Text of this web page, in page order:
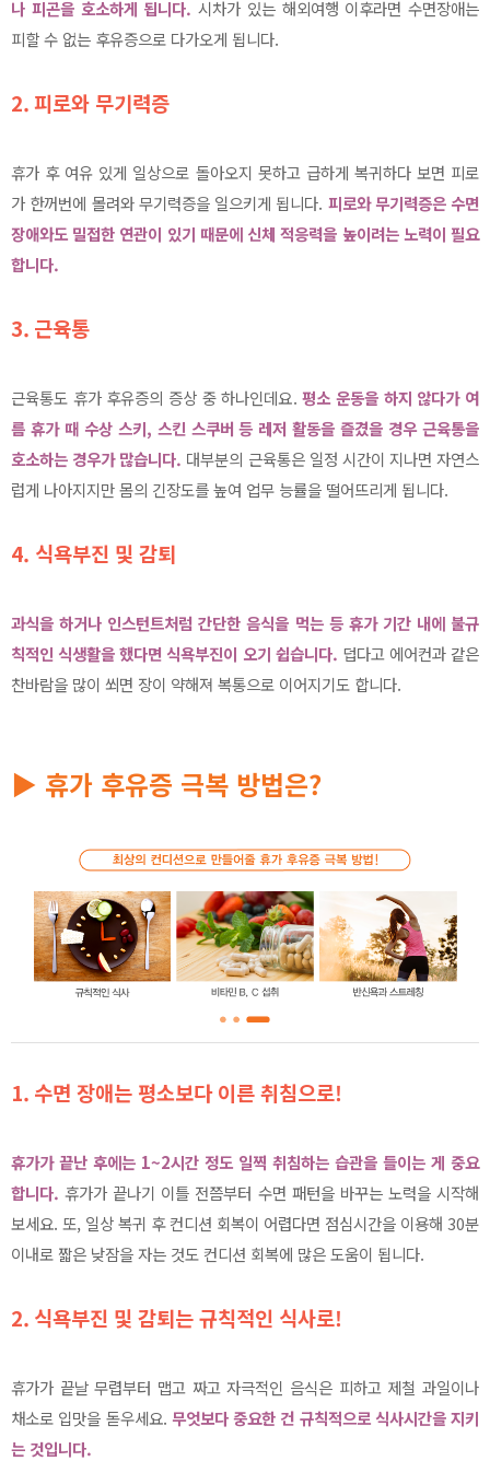
나 피곤을 호소하게 됩니다. 시차가 있는 해외여행 이후라면 수면장애는
피할 수 없는 후유증으로 다가오게 됩니다.
2.피로와 무기력증
휴가 후 여유 있게 일상으로 돌아오지 못하고 급하게 복귀하다 보면 피로
가 한꺼번에 몰려와 무기력증을 일으키게 됩니다. 피로와 무기력증은 수면
장애와도 밀접한 연관이 있기 때문에 신체 적응력을 높이려는 노력이 필요
합니다.
3. 근육통
근육통도 휴가 후유증의 증상 중 하나인데요.평소 운동을 하지 않다가 여
름 휴가 때 수상 스키, 스킨 스쿠버 등 레저 활동을 즐겼을 경우 근육통을
호소하는 경우가 많습니다. 대부분의 근육통은 일정 시간이 지나면 자연스
럽게 나아지지만 몸의 긴장도를 높여 업무 능률을 떨어뜨리게 됩니다.
4. 식욕부진 및 감퇴
과식을 하거나 인스턴트처럼 간단한 음식을 먹는 등 휴가 기간 내에 불규
칙적인 식생활을 했다면 식욕부진이 오기 쉽습니다. 덥다고 에어컨과 같은
찬바람을 많이 쐬면 장이 약해져 복통으로 이어지기도 합니다.
▶ 휴가 후유증 극복 방법은?
1. 수면 장애는 평소보다 이른 취침으로!
휴가가 끝난 후에는 1~2시간 정도 일찍 취침하는 습관을 들이는 게 중요
합니다. 휴가가 끝나기 이틀 전쯤부터 수면 패턴을 바꾸는 노력을 시작해
보세요. 또, 일상 복귀 후 컨디션 회복이 어렵다면 점심시간을 이용해 30분
이내로 짧은 낮잠을 자는 것도 컨디션 회복에 많은 도움이 됩니다.
2. 식욕부진 및 감퇴는 규칙적인 식사로!
휴가가 끝날 무렵부터 맵고 짜고 자극적인 음식은 피하고 제철 과일이나
채소로 입맛을 돋우세요. 무엇보다 중요한 건 규칙적으로 식사시간을 지키
는 것입니다.